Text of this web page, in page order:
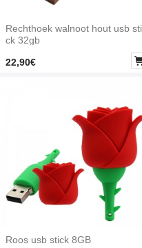
Rechthoek walnoot hout usb sti
ck 32gb
22,90€
Roos usb stick 8GB